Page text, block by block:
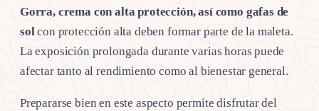
Gorra, crema con alta protección, así como gafas de
solcon protección alta deben formar parte de la maleta.
La exposición prolongada durante varias horas puede
afectar tanto al rendimiento como al bienestar general.
Prepararse bien en este aspecto permite disfrutar del